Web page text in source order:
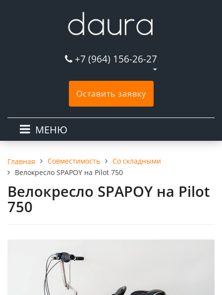
+7 (964) 156-26-27
Оставить заявку
МЕНЮ
Главная Совместимость
Со складными
Велокресло SPAPOY на Pilot 750
Велокресло SPAPOY на Pilot
750